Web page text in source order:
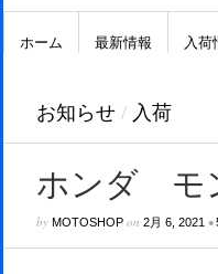
ホーム 最新情報 入荷
お知らせ / 入荷
ホンダ モ
by MOTOSHOPon 2月 6, 2021•